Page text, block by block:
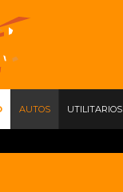
AUTOS UTILITARIOS